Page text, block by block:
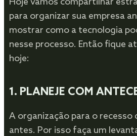
Hoje vamos compartilhar
para organizar sua empresa
mostrar como a tecnologia
nesse processo. Então fique
hoje:
1. PLANEJE COM
A organização para o recesso
antes. Por isso faça um